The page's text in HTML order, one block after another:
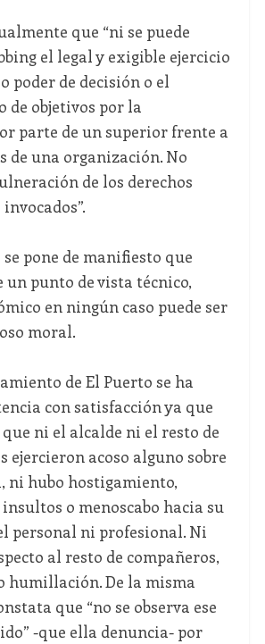
que “ni se puede
el legal y exigible ejercicio
poder de decisión o el
de objetivos por la
parte de un superior frente a
de una organización. No
de los derechos
pone de manifiesto que
un punto de vista técnico,
en ningún caso puede ser
moral.
de El Puerto se ha
con satisfacción ya que
ni el alcalde ni el resto de
ejercieron acoso alguno sobre
ni hubo hostigamiento,
o menoscabo hacia su
personal ni profesional. Ni
al resto de compañeros,
humillación. De la misma
que “no se observa ese
-que ella denuncia- por